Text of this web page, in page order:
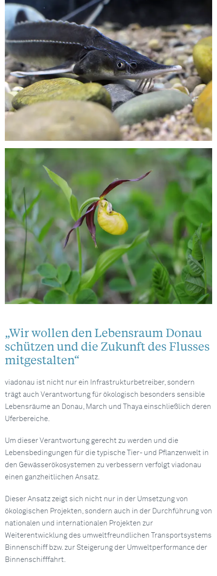
„Wir wollen den Lebensraum Donau
schützen und die Zukunft des Flusses
mitgestalten“
viadonau ist nicht nur ein Infrastrukturbetreiber, sondern
trägt auch Verantwortung für ökologisch besonders sensible
Lebensräume an Donau, March und Thaya einschließlich deren
Uferbereiche.
Um dieser Verantwortung gerecht zu werden und die
Lebensbedingungen für die typische Tier- und Pflanzenwelt in
den Gewässerökosystemen zu verbessern verfolgt viadonau
einen ganzheitlichen Ansatz.
Dieser Ansatz zeigt sich nicht nur in der Umsetzung von
ökologischen Projekten, sondern auch in der Durchführung von
nationalen und internationalen Projekten zur
Weiterentwicklung des umweltfreundlichen Transportsystems
Binnenschiff bzw. zur Steigerung der Umweltperformance der
Binnenschifffahrt.